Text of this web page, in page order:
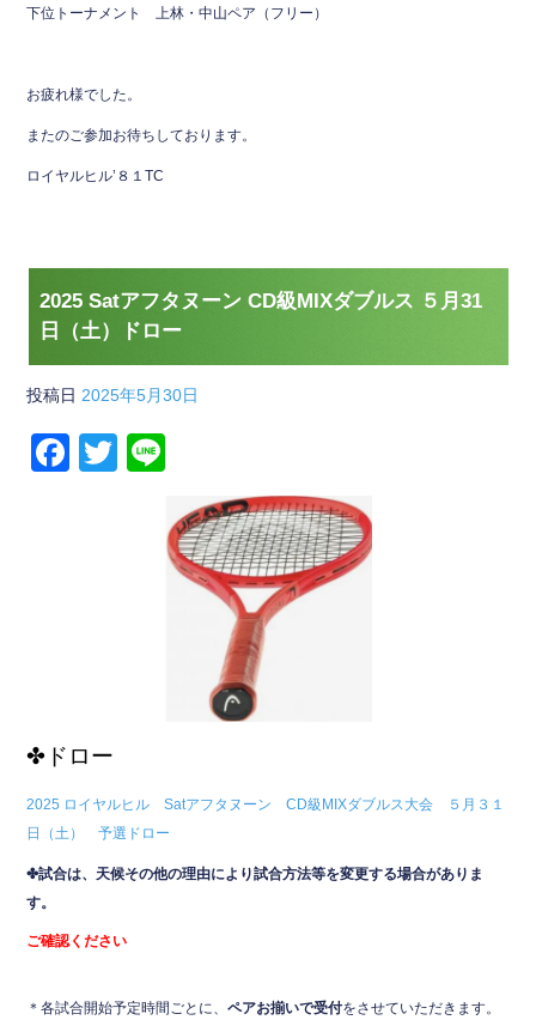
下位トーナメント 上林・中山ペア（フリー）
お疲れ様でした。
またのご参加お待ちしております。
ロイヤルヒル’８１TC
2025 Satアフタヌーン CD級MIXダブルス ５月31
日（土）ドロー
投稿日 2025年5月30日
F
T
e
✤ドロー
2025 ロイヤルヒル Satアフタヌーン CD級MIXダブルス大会 ５月３１
日（土） 予選ドロー
✤試合は、天候その他の理由により試合方法等を変更する場合がありま
す。
ご確認ください
＊各試合開始予定時間ごとに、ペアお揃いで受付をさせていただきます。